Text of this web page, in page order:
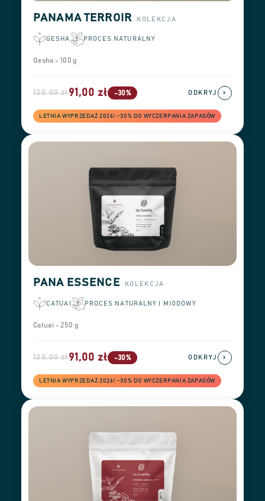
PANAMA TERROIR KOLEKCJA
GESHA PROCES NATURALNY
Gesha - 100 g
130,00 zł91,00 zł -30%
LETNIA WYPRZEDAŻ 2026! −30% DO WYCZERPANIA ZAPASÓW
ODKRYJ ›
PANA ESSENCE KOLEKCJA
CATUAI PROCES NATURALNY I MIODOWY
Catuai - 250 g
130,00 zł91,00 zł -30%
LETNIA WYPRZEDAŻ 2026! −30% DO WYCZERPANIA ZAPASÓW
ODKRYJ ›